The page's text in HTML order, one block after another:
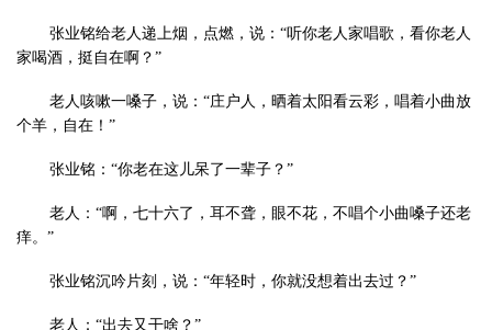
张业铭给老人递上烟，点燃，说：“听你老人家唱歌，看你老人
家喝酒，挺自在啊？”
老人咳嗽一嗓子，说：“庄户人，晒着太阳看云彩，唱着小曲放
个羊，自在！”
张业铭：“你老在这儿呆了一辈子？”
老人：“啊，七十六了，耳不聋，眼不花，不唱个小曲嗓子还老
痒。”
张业铭沉吟片刻，说：“年轻时，你就没想着出去过？”
老人：“出去又干啥？”